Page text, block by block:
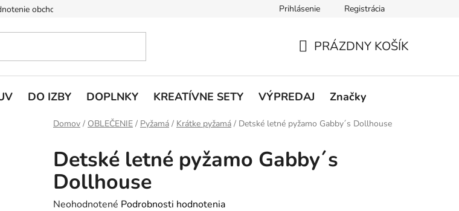
obchodu Podmienky ochrany osobných údajov
Prihlásenie Registrácia
KOŠÍK
PRÁZDNY KOŠÍK
DO IZBY DOPLNKY KREATÍVNE SETY VÝPREDAJ Značky
Domov / OBLEČENIE / Pyžamá / Krátke pyžamá / Detské letné pyžamo Gabby´s Dollhouse
Detské letné pyžamo Gabby´s
Dollhouse
Priemerné
Neohodnotené Podrobnosti hodnotenia